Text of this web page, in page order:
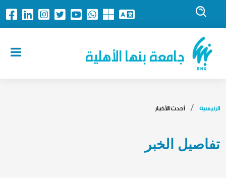
جامعة بنها الأهلية
الرئيسية أحدث الأخبار
تفاصيل الخبر